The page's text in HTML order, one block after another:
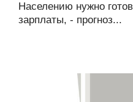
Населению нужно
зарплаты, - прогноз...